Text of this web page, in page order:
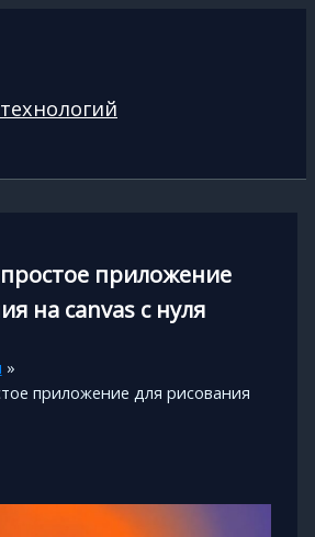
простое приложение
на canvas с нуля
приложение для рисования